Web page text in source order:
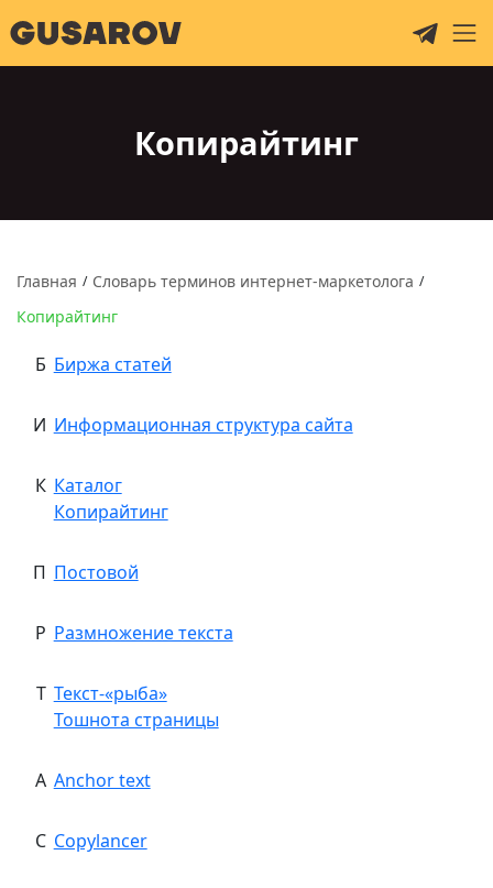
Копирайтинг
Главная / Словарь терминов интернет-маркетолога /
Копирайтинг
Б Биржа статей
И Информационная структура сайта
К Каталог
Копирайтинг
П Постовой
Р Размножение текста
Т Текст-«рыба»
Тошнота страницы
A Anchor text
C Copylancer